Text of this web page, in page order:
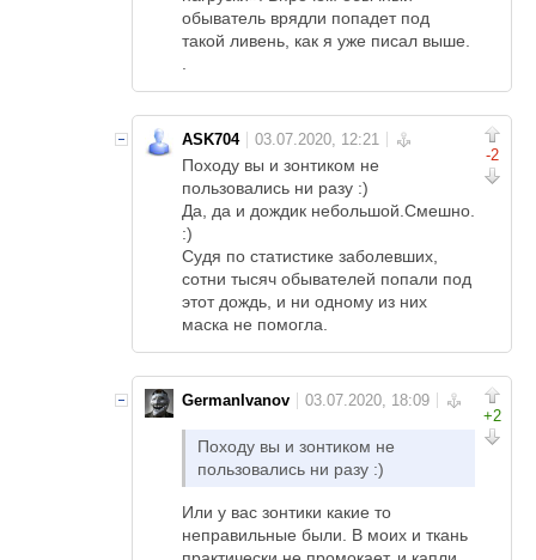
обыватель врядли попадет под
такой ливень, как я уже писал выше.
-2
ASK704
Походу вы и зонтиком не
пользовались ни разу :)
Да, да и дождик небольшой.Смешно.
:)
Судя по статистике заболевших,
сотни тысяч обывателей попали под
этот дождь, и ни одному из них
маска не помогла.
+2
GermanIvanov
Походу вы и зонтиком не
пользовались ни разу :)
Или у вас зонтики какие то
неправильные были. В моих и ткань